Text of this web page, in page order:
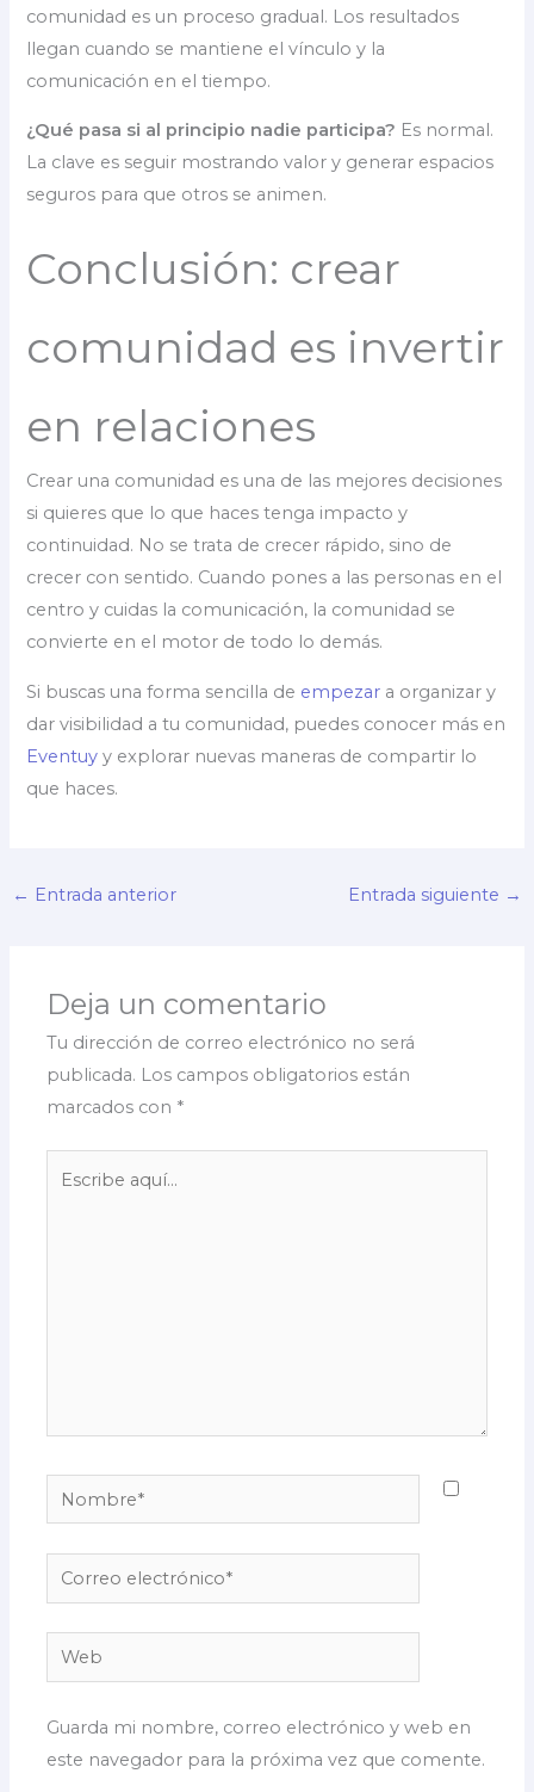
comunidad es un proceso gradual. Los resultados
llegan cuando se mantiene el vínculo y la
comunicación en el tiempo.
¿Qué pasa si al principio nadie participa? Es normal.
La clave es seguir mostrando valor y generar espacios
seguros para que otros se animen.
Conclusión: crear
comunidad es invertir
en relaciones
Crear una comunidad es una de las mejores decisiones
si quieres que lo que haces tenga impacto y
continuidad. No se trata de crecer rápido, sino de
crecer con sentido. Cuando pones a las personas en el
centro y cuidas la comunicación, la comunidad se
convierte en el motor de todo lo demás.
Si buscas una forma sencilla de empezar a organizar y
dar visibilidad a tu comunidad, puedes conocer más en
Eventuy y explorar nuevas maneras de compartir lo
que haces.
← Entrada anterior Entrada siguiente →
Deja un comentario
Tu dirección de correo electrónico no será
publicada. Los campos obligatorios están
marcados con *
Nombre*
Correo
electrónico*
Web
Guarda mi nombre, correo electrónico y web en
este navegador para la próxima vez que comente.